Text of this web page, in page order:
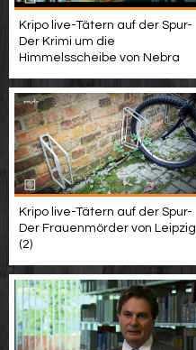
Kripo live-Tätern auf der Spur-
Der Krimi um die
Himmelsscheibe von Nebra
Kripo live-Tätern auf der Spur-
Der Frauenmörder von Leipzig
(2)